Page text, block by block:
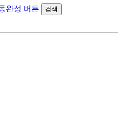
검색